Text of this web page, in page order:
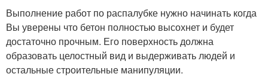
Выполнение работ по распалубке нужно начинать когда
Вы уверены что бетон полностью высохнет и будет
достаточно прочным. Его поверхность должна
образовать целостный вид и выдерживать людей и
остальные строительные манипуляции.